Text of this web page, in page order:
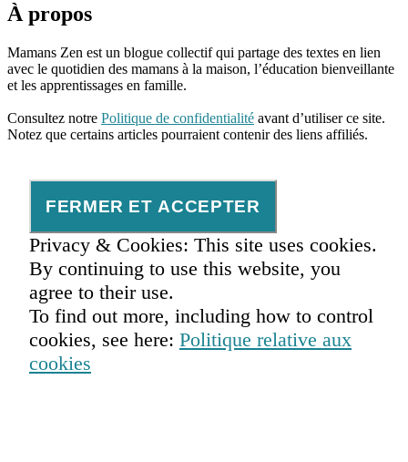
À propos
Mamans Zen est un blogue collectif qui partage des textes en lien
avec le quotidien des mamans à la maison, l’éducation bienveillante
et les apprentissages en famille.
Consultez notre Politique de confidentialité avant d’utiliser ce site.
Notez que certains articles pourraient contenir des liens affiliés.
Privacy & Cookies: This site uses cookies.
By continuing to use this website, you
agree to their use.
To find out more, including how to control
cookies, see here: Politique relative aux
cookies